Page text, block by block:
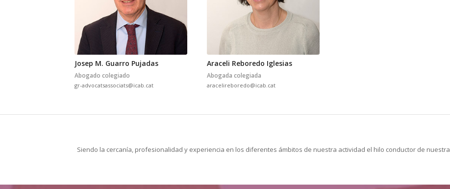
Josep M. Guarro Pujadas
Abogado colegiado
gr-advocatsassociats@icab.cat
Araceli Reboredo Iglesias
Abogada colegiada
aracelireboredo@icab.cat
Siendo la cercanía, profesionalidad y experiencia en los diferentes ámbitos de nuestra actividad el hilo conductor de nuestra